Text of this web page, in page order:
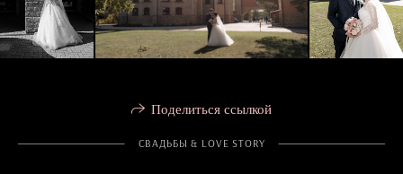
Поделиться ссылкой
СВАДЬБЫ & LOVE STORY